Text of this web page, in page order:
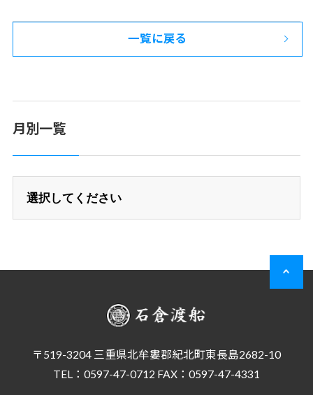
一覧に戻る
月別一覧
〒519-3204 三重県北牟婁郡紀北町東長島2682-10
TEL：0597-47-0712 FAX：0597-47-4331